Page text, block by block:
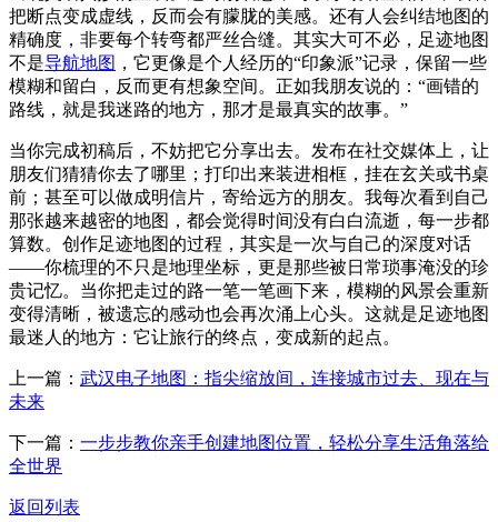
把断点变成虚线，反而会有朦胧的美感。还有人会纠结地图的
精确度，非要每个转弯都严丝合缝。其实大可不必，足迹地图
不是导航地图 ，它更像是个人经历的“印象派”记录，保留一些
模糊和留白，反而更有想象空间。正如我朋友说的：“画错的
路线，就是我迷路的地方，那才是最真实的故事。”
当你完成初稿后，不妨把它分享出去。发布在社交媒体上，让
朋友们猜猜你去了哪里；打印出来装进相框，挂在玄关或书桌
前；甚至可以做成明信片，寄给远方的朋友。我每次看到自己
那张越来越密的地图，都会觉得时间没有白白流逝，每一步都
算数。创作足迹地图的过程，其实是一次与自己的深度对话
——你梳理的不只是地理坐标，更是那些被日常琐事淹没的珍
贵记忆。当你把走过的路一笔一笔画下来，模糊的风景会重新
变得清晰，被遗忘的感动也会再次涌上心头。这就是足迹地图
最迷人的地方：它让旅行的终点，变成新的起点。
上一篇： 武汉电子地图：指尖缩放间，连接城市过去、现在与
未来
下一篇： 一步步教你亲手创建地图位置，轻松分享生活角落给
全世界
返回列表